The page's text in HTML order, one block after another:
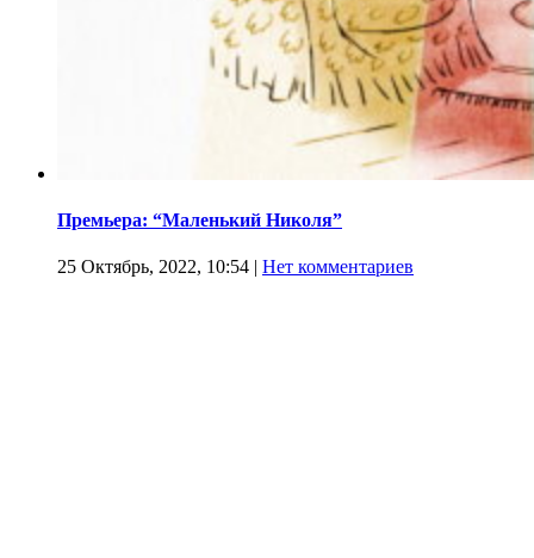
Премьера: “Маленький Николя”
25 Октябрь, 2022, 10:54 | Нет комментариев